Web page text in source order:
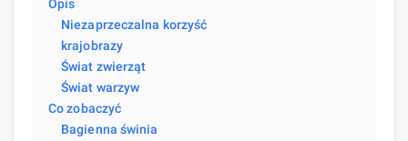
Opis
Niezaprzeczalna korzyść
krajobrazy
Świat zwierząt
Świat warzyw
Co zobaczyć
Bagienna świnia